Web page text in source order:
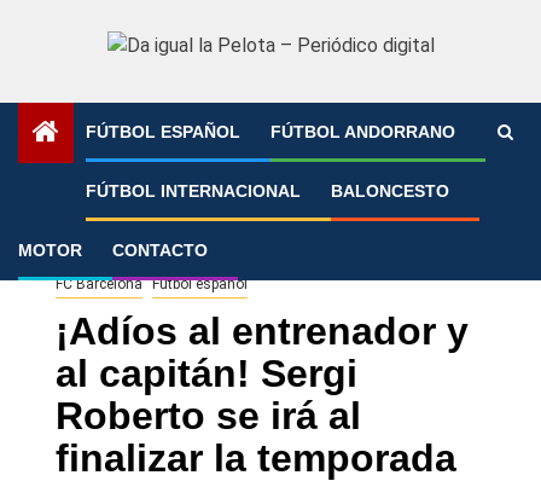
FÚTBOL ESPAÑOL FÚTBOL ANDORRANO
FÚTBOL INTERNACIONAL BALONCESTO
MOTOR CONTACTO
»
FC Barcelona Fútbol español
¡Adíos al entrenador y
al capitán! Sergi
Roberto se irá al
finalizar la temporada